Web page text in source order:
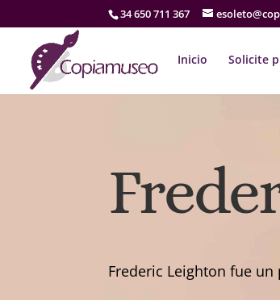
34 650 711 367
Inicio Solicite
Frederic Leighton fue